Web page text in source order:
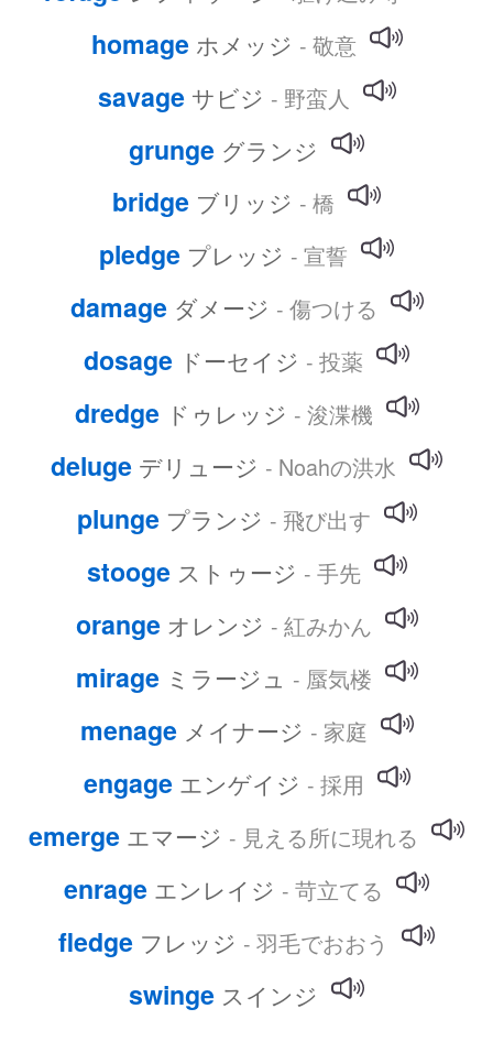
homage ホメッジ - 敬意
savage サビジ - 野蛮人
grunge グランジ
bridge ブリッジ - 橋
pledge プレッジ - 宣誓
damage ダメージ - 傷つける
dosage ドーセイジ - 投薬
dredge ドゥレッジ - 浚渫機
deluge デリュージ - Noahの洪水
plunge プランジ - 飛び出す
stooge ストゥージ - 手先
orange オレンジ - 紅みかん
mirage ミラージュ - 蜃気楼
menage メイナージ - 家庭
engage エンゲイジ - 採用
emerge エマージ - 見える所に現れる
enrage エンレイジ - 苛立てる
fledge フレッジ - 羽毛でおおう
swinge スインジ